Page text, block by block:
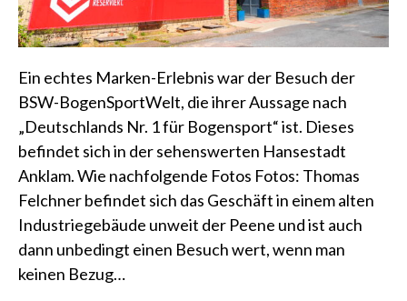
Ein echtes Marken-Erlebnis war der Besuch der
BSW-BogenSportWelt, die ihrer Aussage nach
„Deutschlands Nr. 1 für Bogensport“ ist. Dieses
befindet sich in der sehenswerten Hansestadt
Anklam. Wie nachfolgende Fotos Fotos: Thomas
Felchner befindet sich das Geschäft in einem alten
Industriegebäude unweit der Peene und ist auch
dann unbedingt einen Besuch wert, wenn man
keinen Bezug…